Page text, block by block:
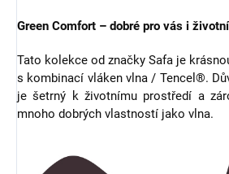
Green Comfort – dobré pro vás i
Tato kolekce od značky Safa je
s kombinací vláken vlna / Tencel®.
je šetrný k životnímu prostředí a
mnoho dobrých vlastností jako vlna.